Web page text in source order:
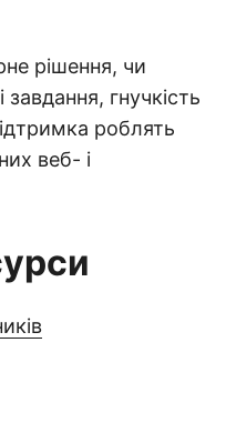
рішення, чи
гнучкість
роблять
веб- і